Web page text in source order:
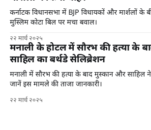
कर्नाटक विधानसभा में BJP विधायकों और मार्शलों के
मुस्लिम कोटा बिल पर मचा बवाल।
२२ मार्च २०२५
मनाली के होटल में सौरभ की हत्या के
साहिल का बर्थडे सेलिब्रेशन
मनाली में सौरभ की हत्या के बाद मुस्कान और साहिल ने
जानें इस मामले की ताजा जानकारी।
२२ मार्च २०२५